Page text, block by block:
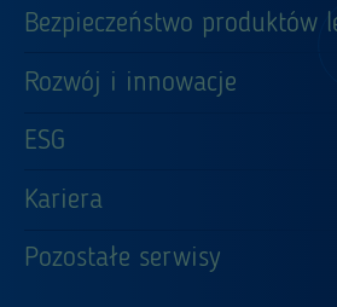
Bezpieczeństwo produktów
Rozwój i innowacje
ESG
Kariera
Pozostałe serwisy